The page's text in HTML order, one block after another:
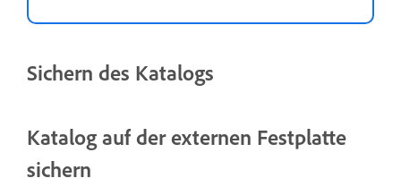
Sichern des Katalogs
Katalog auf der externen Festplatte
sichern